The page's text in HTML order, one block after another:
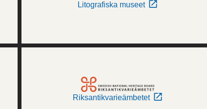
Litografiska museet
Riksantikvarieämbetet